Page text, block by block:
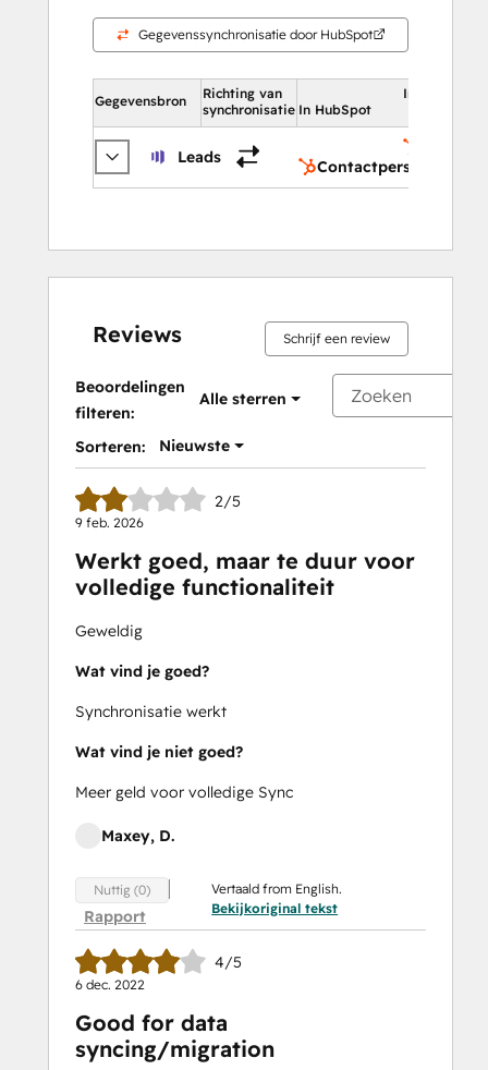
Gegevenssynchronisatie door HubSpot
Gegevensbron
Richting van
synchronisatie
In HubSpot
In HubSpot
Leads
Contactpersonen
Reviews Schrijf een review
Beoordelingen
filteren:
Alle sterren
Sorteren: Nieuwste
2/5
9 feb. 2026
Werkt goed, maar te duur voor
volledige functionaliteit
Geweldig
Wat vind je goed?
Synchronisatie werkt
Wat vind je niet goed?
Meer geld voor volledige Sync
Maxey, D.
Nuttig (0)
Rapport
Vertaald from English.
Bekijkoriginal tekst
4/5
6 dec. 2022
Good for data
syncing/migration